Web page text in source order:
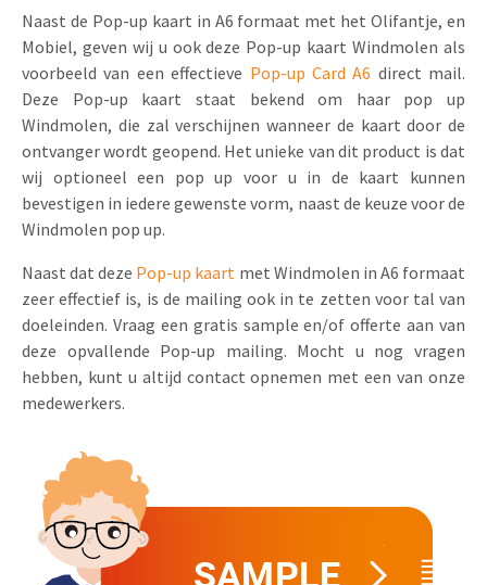
Naast de Pop-up kaart in A6 formaat met het Olifantje, en
Mobiel, geven wij u ook deze Pop-up kaart Windmolen als
voorbeeld van een effectieve Pop-up Card A6 direct mail.
Deze Pop-up kaart staat bekend om haar pop up
Windmolen, die zal verschijnen wanneer de kaart door de
ontvanger wordt geopend. Het unieke van dit product is dat
wij optioneel een pop up voor u in de kaart kunnen
bevestigen in iedere gewenste vorm, naast de keuze voor de
Windmolen pop up.
Naast dat deze Pop-up kaart met Windmolen in A6 formaat
zeer effectief is, is de mailing ook in te zetten voor tal van
doeleinden. Vraag een gratis sample en/of offerte aan van
deze opvallende Pop-up mailing. Mocht u nog vragen
hebben, kunt u altijd contact opnemen met een van onze
medewerkers.
Budget kaarten
Andere opvallende mailings
Alle producten
Marketing voor Scholen
Horeca Marketing
Food Marketing